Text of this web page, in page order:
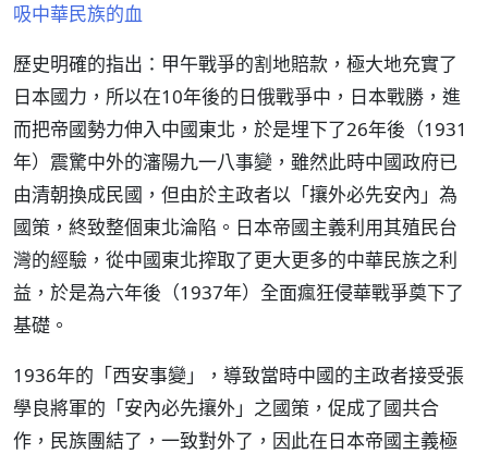
吸中華民族的血
歷史明確的指出：甲午戰爭的割地賠款，極大地充實了
日本國力，所以在10年後的日俄戰爭中，日本戰勝，進
而把帝國勢力伸入中國東北，於是埋下了26年後（1931
年）震驚中外的瀋陽九一八事變，雖然此時中國政府已
由清朝換成民國，但由於主政者以「攘外必先安內」為
國策，終致整個東北淪陷。日本帝國主義利用其殖民台
灣的經驗，從中國東北搾取了更大更多的中華民族之利
益，於是為六年後（1937年）全面瘋狂侵華戰爭奠下了
基礎。
1936年的「西安事變」，導致當時中國的主政者接受張
學良將軍的「安內必先攘外」之國策，促成了國共合
作，民族團結了，一致對外了，因此在日本帝國主義極